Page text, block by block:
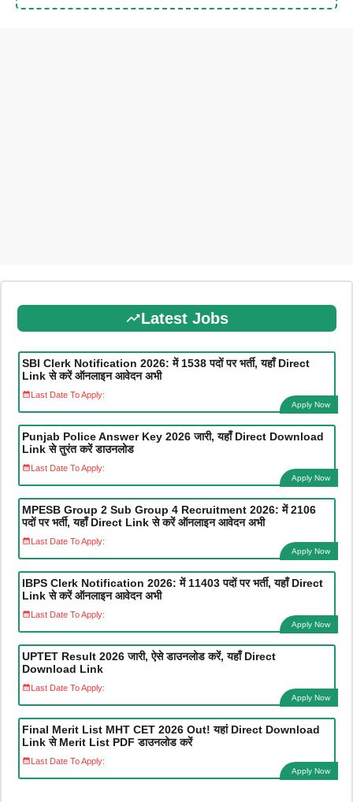
Latest Jobs
SBI Clerk Notification 2026: में 1538 पदों पर भर्ती, यहाँ Direct
Link से करें ऑनलाइन आवेदन अभी
Last Date To Apply:
Apply Now
Punjab Police Answer Key 2026 जारी, यहाँ Direct Download
Link से तुरंत करें डाउनलोड
Last Date To Apply:
Apply Now
MPESB Group 2 Sub Group 4 Recruitment 2026: में 2106
पदों पर भर्ती, यहाँ Direct Link से करें ऑनलाइन आवेदन अभी
Last Date To Apply:
Apply Now
IBPS Clerk Notification 2026: में 11403 पदों पर भर्ती, यहाँ Direct
Link से करें ऑनलाइन आवेदन अभी
Last Date To Apply:
Apply Now
UPTET Result 2026 जारी, ऐसे डाउनलोड करें, यहाँ Direct
Download Link
Last Date To Apply:
Apply Now
Final Merit List MHT CET 2026 Out! यहां Direct Download
Link से Merit List PDF डाउनलोड करें
Last Date To Apply:
Apply Now